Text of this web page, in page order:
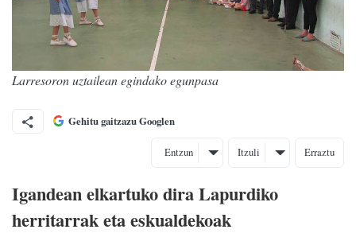
Larresoron uztailean egindako egunpasa
Gehitu gaitzazu Googlen
Entzun Itzuli Erraztu
Igandean elkartuko dira Lapurdiko
herritarrak eta eskualdekoak